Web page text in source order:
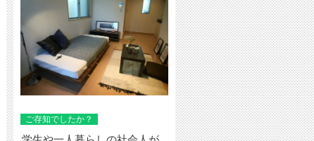
ご存知でしたか？